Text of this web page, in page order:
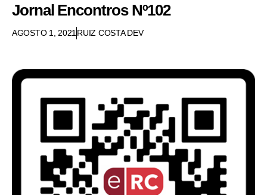
Jornal Encontros Nº102
AGOSTO 1, 2021 RUIZ COSTA DEV